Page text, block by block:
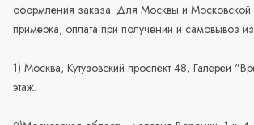
оформления заказа. Для Москвы и Московской
примерка, оплата при получении и самовывоз
1) Москва, Кутузовский проспект 48, Галереи
этаж.